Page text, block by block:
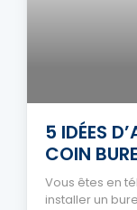
5 IDÉES
COIN
Vous êtes en
installer un